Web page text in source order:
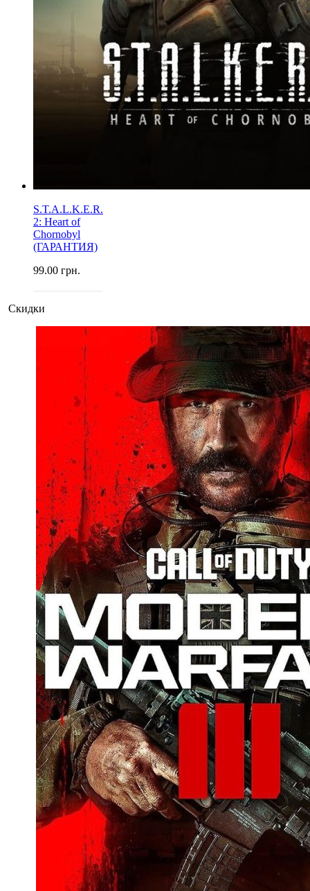
S.T.A.L.K.E.R.
2: Heart of
Chornobyl
(ГАРАНТИЯ)
99.00 грн.
Скидки